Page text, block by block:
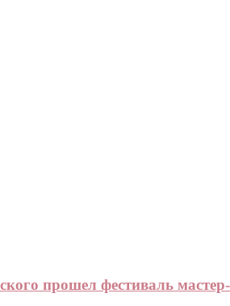
прошел фестиваль